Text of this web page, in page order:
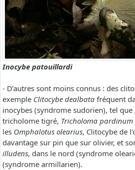
Inocybe patouillardi
- D’autres sont moins connus : des
exemple Clitocybe dealbata fréquent
inocybes (syndrome sudorien), tel que
tricholome tigré, Tricholoma pardinum
les Omphalotus olearius, Clitocybe de
davantage sur pin que sur olivier, et
illudens, dans le nord (syndrome
(syndrome armillarien).